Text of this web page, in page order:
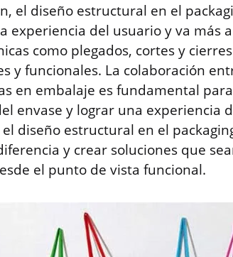
el diseño estructural en el
experiencia del usuario y va más
como plegados, cortes y
y funcionales. La colaboración
en embalaje es fundamental
envase y lograr una experiencia
diseño estructural en el
y crear soluciones que
el punto de vista funcional.